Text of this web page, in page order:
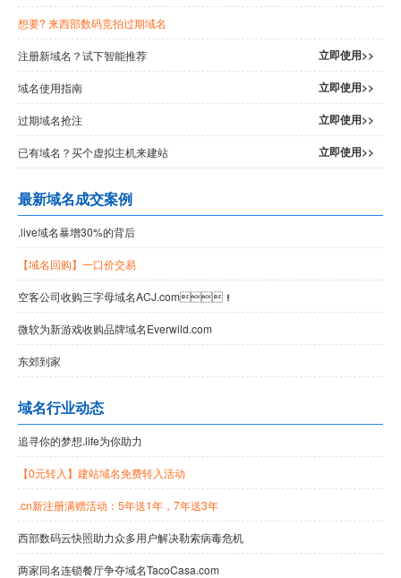
想要? 来西部数码竞拍过期域名
注册新域名？试下智能推荐 立即使用>>
域名使用指南 立即使用>>
过期域名抢注 立即使用>>
已有域名？买个虚拟主机来建站 立即使用>>
最新域名成交案例
.live域名暴增30%的背后
【域名回购】一口价交易
空客公司收购三字母域名ACJ.com！
微软为新游戏收购品牌域名Everwild.com
东郊到家
域名行业动态
追寻你的梦想.life为你助力
【0元转入】建站域名免费转入活动
.cn新注册满赠活动：5年送1年，7年送3年
西部数码云快照助力众多用户解决勒索病毒危机
两家同名连锁餐厅争夺域名TacoCasa.com